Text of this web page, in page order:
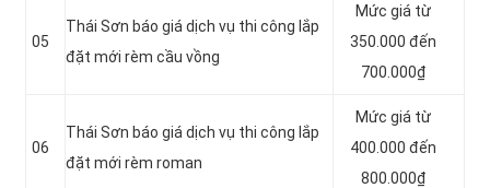
05
Thái Sơn báo giá dịch vụ thi công lắp
đặt mới rèm cầu vồng
Mức giá từ
350.000 đến
700.000₫
06
Thái Sơn báo giá dịch vụ thi công lắp
đặt mới rèm roman
Mức giá từ
400.000 đến
800.000₫